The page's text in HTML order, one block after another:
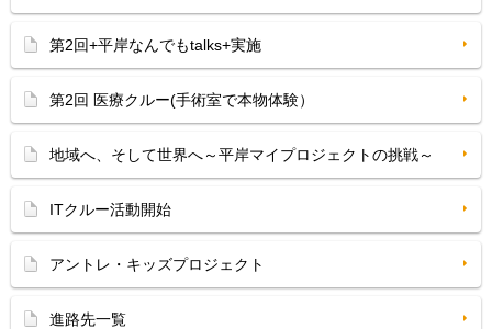
第2回+平岸なんでもtalks+実施
第2回 医療クルー(手術室で本物体験）
地域へ、そして世界へ～平岸マイプロジェクトの挑戦～
ITクルー活動開始
アントレ・キッズプロジェクト
進路先一覧